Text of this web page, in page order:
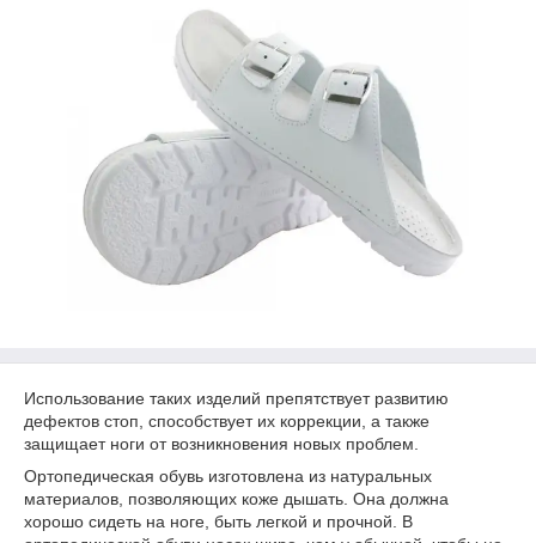
Использование таких изделий препятствует развитию
дефектов стоп, способствует их коррекции, а также
защищает ноги от возникновения новых проблем.
Ортопедическая обувь изготовлена из натуральных
материалов, позволяющих коже дышать. Она должна
хорошо сидеть на ноге, быть легкой и прочной. В